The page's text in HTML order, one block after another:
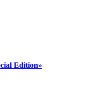
Edition»